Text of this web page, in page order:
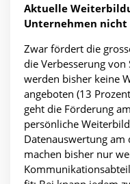
Aktuelle
Unternehmen nicht
Zwar fördert die
die Verbesserung
werden bisher keine
angeboten (13
geht die Förderung
persönliche
Datenauswertung
machen bisher nur